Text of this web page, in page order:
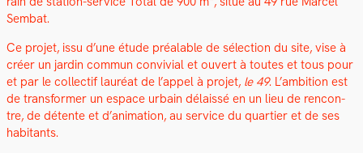
Sem­bat.
Ce pro­jet, issu d’une étude préal­able de sélec­tion du site, vise à
créer un jardin com­mun con­vivial et ouvert à toutes et tous pour
et par le col­lec­tif lau­réat de l’appel à pro­jet, le 49. L’ambition est
de trans­former un espace urbain délais­sé en un lieu de ren­con­
tre, de détente et d’animation, au ser­vice du quarti­er et de ses
habi­tants.